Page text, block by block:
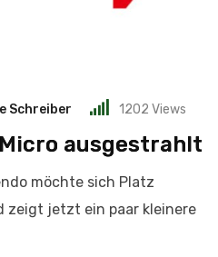
Schreiber 1202 Views
ausgestrahlt
möchte sich Platz
zeigt jetzt ein paar kleinere